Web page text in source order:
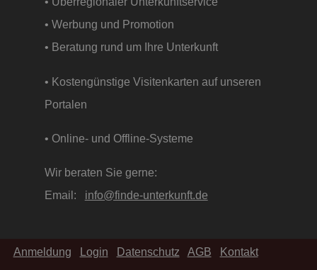
• Werbung und Promotion
• Beratung rund um Ihre Unterkunft
• Kostengünstige Visitenkarten auf unseren
Portalen
• Online- und Offline-Systeme
Wir beraten Sie gerne:
Email: info@finde-unterkunft.de
Anmeldung Login Datenschutz AGB
Kontakt